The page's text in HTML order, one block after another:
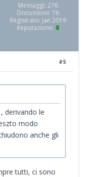
Messaggi: 276
Discussioni: 76
Registrato: Jan 2019
Reputazione: 8
#5
derivando le
modo
anche gli
tutti, ci sono